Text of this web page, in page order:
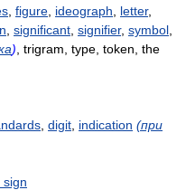
figure ideograph letter,
significant signifier, symbol
) , trigram, type, token, the
digit indication (при
sign